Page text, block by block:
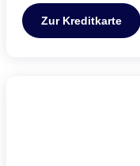
Zur Kreditkarte